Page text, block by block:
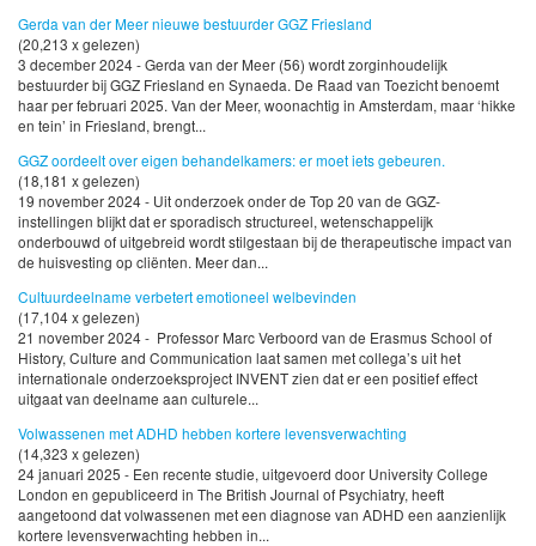
Gerda van der Meer nieuwe bestuurder GGZ Friesland
(20,213 x gelezen)
3 december 2024 - Gerda van der Meer (56) wordt zorginhoudelijk
bestuurder bij GGZ Friesland en Synaeda. De Raad van Toezicht benoemt
haar per februari 2025. Van der Meer, woonachtig in Amsterdam, maar ‘hikke
en tein’ in Friesland, brengt...
GGZ oordeelt over eigen behandelkamers: er moet iets gebeuren.
(18,181 x gelezen)
19 november 2024 - Uit onderzoek onder de Top 20 van de GGZ-
instellingen blijkt dat er sporadisch structureel, wetenschappelijk
onderbouwd of uitgebreid wordt stilgestaan bij de therapeutische impact van
de huisvesting op cliënten. Meer dan...
Cultuurdeelname verbetert emotioneel welbevinden
(17,104 x gelezen)
21 november 2024 - Professor Marc Verboord van de Erasmus School of
History, Culture and Communication laat samen met collega’s uit het
internationale onderzoeksproject INVENT zien dat er een positief effect
uitgaat van deelname aan culturele...
Volwassenen met ADHD hebben kortere levensverwachting
(14,323 x gelezen)
24 januari 2025 - Een recente studie, uitgevoerd door University College
London en gepubliceerd in The British Journal of Psychiatry, heeft
aangetoond dat volwassenen met een diagnose van ADHD een aanzienlijk
kortere levensverwachting hebben in...